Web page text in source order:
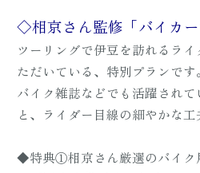
◇相京さん監修「バイカー
ツーリングで伊豆を訪れるラ
ただいている、特別プランです。
バイク雑誌などでも活躍されて
と、ライダー目線の細やかな工
◆特典①相京さん厳選のバイク